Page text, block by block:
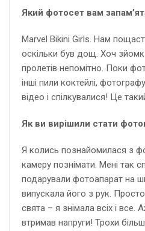
Який фотосет вам
Marvel Bikini Girls. Нам
оскільки був дощ. Хоч
пролетів непомітно. Поки
інші пили коктейлі,
відео і спілкувалися! Це
Як ви вирішили стати
Я колись познайомилася з
камеру познімати. Мені так
подарували фотоапарат на
випускала його з рук.
свята – я знімала всіх і
втримав напруги! Трохи